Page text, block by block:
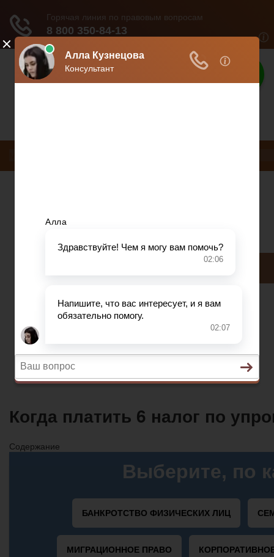
Защита прав
Автострахование
НДС
ДТП
Загранпаспорт
Транспортный налог
Автострахование
Когда платить 6 налог по
Содержание